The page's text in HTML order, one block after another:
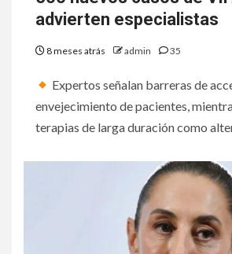
advierten especialistas
8 meses atrás admin 35
Expertos señalan barreras de
envejecimiento de pacientes,
terapias de larga duración como